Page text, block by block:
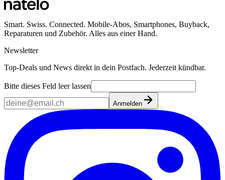
Smart. Swiss. Connected. Mobile-Abos, Smartphones, Buyback,
Reparaturen und Zubehör. Alles aus einer Hand.
Newsletter
Top-Deals und News direkt in dein Postfach. Jederzeit kündbar.
Bitte dieses Feld leer lassen
Anmelden